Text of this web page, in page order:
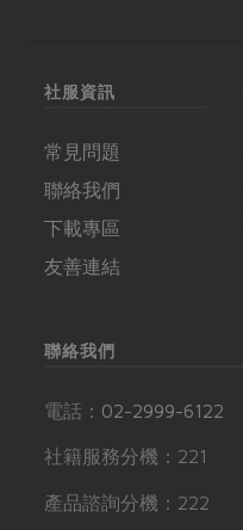
社服資訊
常見問題
聯絡我們
下載專區
友善連結
聯絡我們
電話： 02-2999-6122
社籍服務分機：221
產品諮詢分機：222